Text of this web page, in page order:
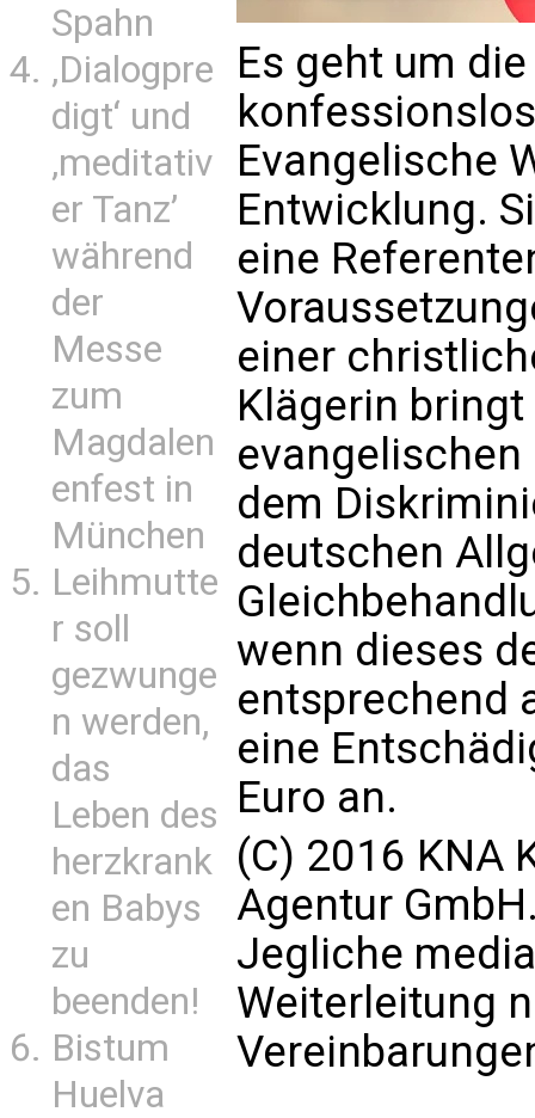
Spahn
‚Dialogpre
digt‘ und
‚meditativ
er Tanz’
während
der
Messe
zum
Magdalen
enfest in
München
Leihmutte
r soll
gezwunge
n werden,
das
Leben des
herzkrank
en Babys
zu
beenden!
Bistum
Huelva
Es geht um
Evangelische
Entwicklung.
eine
einer
Klägerin
dem
deutschen
wenn dieses
entsprechend
eine
Euro an.
(C) 2016 KNA
Agentur
Jegliche
Weiterleitung